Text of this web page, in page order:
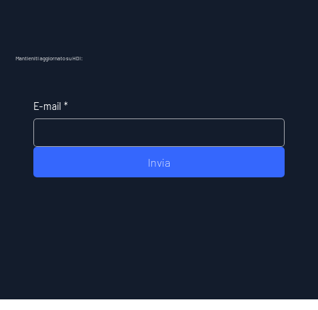
Mantieniti aggiornato su HDI:
E-mail *
Invia